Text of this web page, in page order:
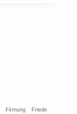
Firmung
Friede